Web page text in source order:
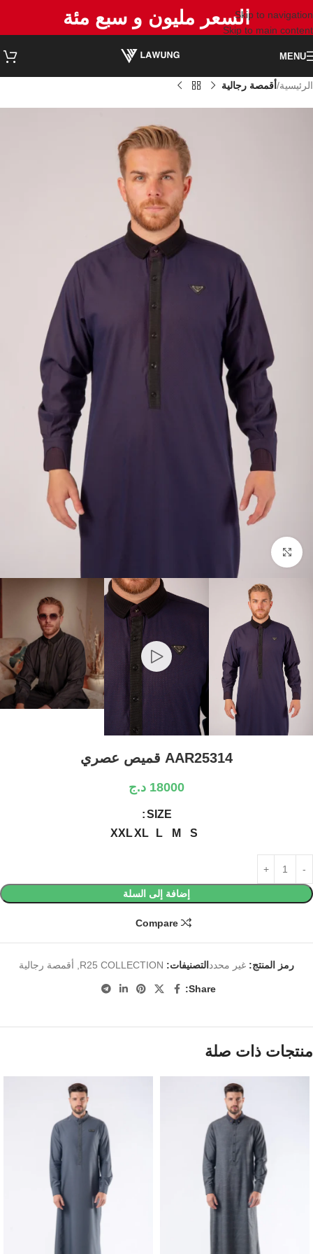
Skip to navigation
Skip to main content
السعر مليون و سبع مئة
MENU
الرئيسية أقمصة رجالية
Click to enlarge
AAR25314 قميص عصري
18000 د.ج
SIZE
S
M
L
XL
XXL
إضافة إلى السلة
Compare
رمز المنتج: غير محددالتصنيفات: R25 COLLECTION أقمصة رجالية
Share:
منتجات ذات صلة